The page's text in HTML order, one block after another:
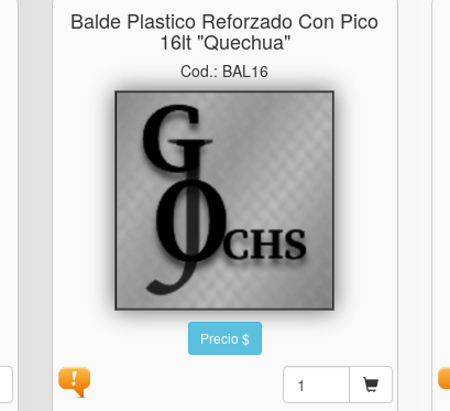
Balde Plastico Reforzado Con Pico
16lt "quechua"
Cod.: BAL16
Precio $